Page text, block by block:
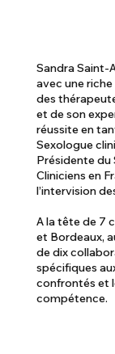
Sandra Saint-
avec une
des
et de son
réussite en
Sexologue
Présidente du
Cliniciens en
l’intervision
A la tête de 7
et Bordeaux,
de dix
spécifiques
confrontés et
compétence.